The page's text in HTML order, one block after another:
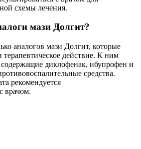
схемы лечения.
мази Долгит?
аналогов мази Долгит, которые
действие. К ним
содержащие диклофенак, ибупрофен и
средства.
рекомендуется
врачом.